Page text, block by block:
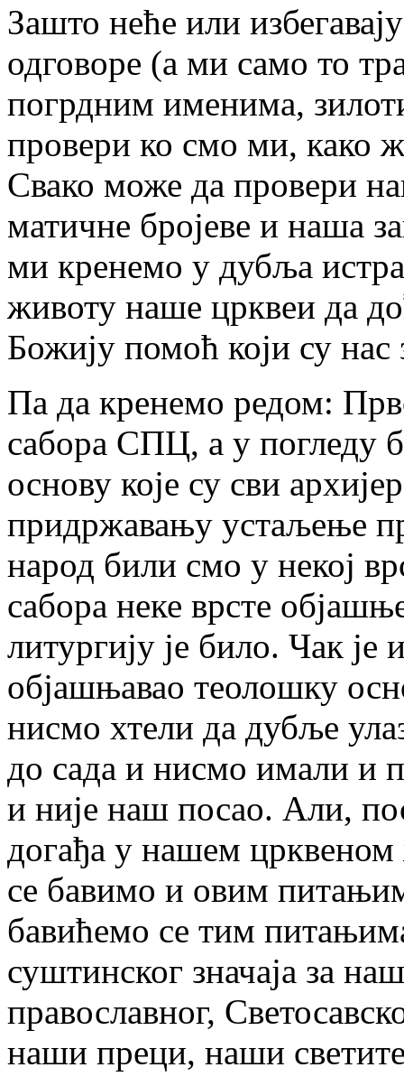
Зашто неће или
одговоре (а ми само то
погрдним именима,
провери ко смо ми, како
Свако може да провери
матичне бројеве и наша
ми кренемо у дубља
животу наше црквеи да
Божију помоћ који су нас
Па да кренемо редом:
сабора СПЦ, а у погледу
основу које су сви
придржавању устаљење
народ били смо у некој
сабора неке врсте
литургију је било. Чак је
објашњавао теолошку
нисмо хтели да дубље
до сада и нисмо имали и
и није наш посао. Али,
догађа у нашем
се бавимо и овим
бавићемо се тим
суштинског значаја за
православног,
наши преци, наши